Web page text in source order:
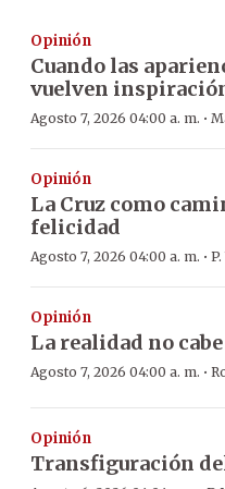
Opinión
Cuando las
vuelven
Agosto 7, 2026 04:00 a. m. ·
Opinión
La Cruz como
felicidad
Agosto 7, 2026 04:00 a. m. ·
Opinión
La realidad no
Agosto 7, 2026 04:00 a. m. ·
Opinión
Transfiguración